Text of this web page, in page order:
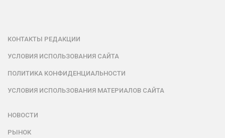
КОНТАКТЫ РЕДАКЦИИ
УСЛОВИЯ ИСПОЛЬЗОВАНИЯ САЙТА
ПОЛИТИКА КОНФИДЕНЦИАЛЬНОСТИ
УСЛОВИЯ ИСПОЛЬЗОВАНИЯ МАТЕРИАЛОВ САЙТА
НОВОСТИ
РЫНОК